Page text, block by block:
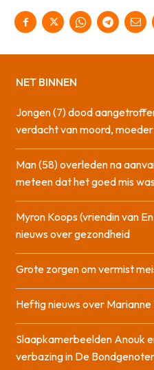
NET BINNEN
Jongen (7) dood
verdacht van moord,
Man (58) overleden na
meteen dat het goed mis
Myron Koops (vriendin van
nieuws over gezondheid
Grote zorgen om vermist
Heftig nieuws over
Slaapkamerbeelden Anouk
verbazing in De